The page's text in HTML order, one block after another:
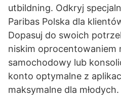
utbildning. Odkryj
Paribas Polska dla
Dopasuj do swoich
niskim oprocentowaniem
samochodowy lub
konto optymalne z
maksymalne dla młodych.